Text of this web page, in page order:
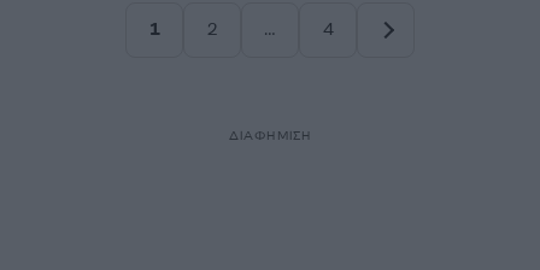
1
2
…
4
ΔΙΑΦΗΜΙΣΗ